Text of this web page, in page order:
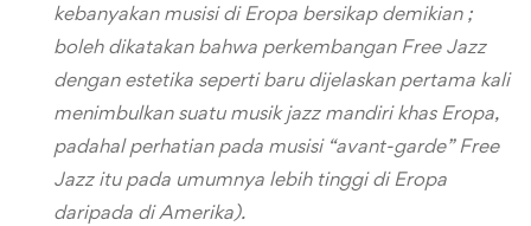
kebanyakan musisi di Eropa bersikap demikian ;
boleh dikatakan bahwa perkembangan Free Jazz
dengan estetika seperti baru dijelaskan pertama kali
menimbulkan suatu musik jazz mandiri khas Eropa,
padahal perhatian pada musisi “avant-garde” Free
Jazz itu pada umumnya lebih tinggi di Eropa
daripada di Amerika).